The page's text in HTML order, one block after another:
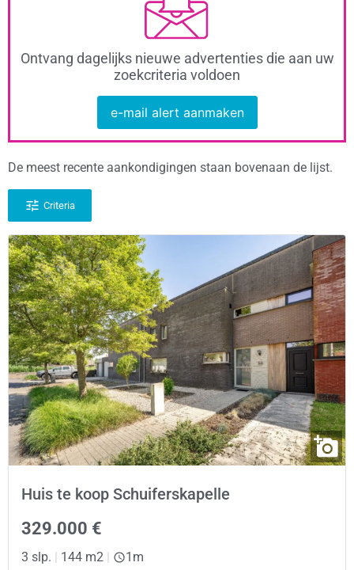
Ontvang dagelijks nieuwe advertenties die aan uw
zoekcriteria voldoen
e-mail alert aanmaken
De meest recente aankondigingen staan bovenaan de lijst.
Criteria
Huis te koop Schuiferskapelle
329.000 €
3 slp. 144 m2 1m